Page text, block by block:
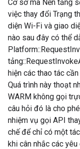
Cơ sở mã Nền tảng
việc thay đổi Trạng
diện Wi-Fi và giao
nào sau đây có thể
hiện các thao tác
Quá trình này thoạt
WARM không gọi
câu hỏi đó là cho
nhiệm vụ gọi API
chế để chỉ có một
khi cân nhắc các